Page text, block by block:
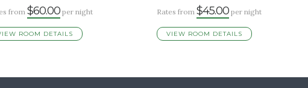
from $60.00per night
ROOM DETAILS
Rates from$45.00 per night
VIEW ROOM DETAILS